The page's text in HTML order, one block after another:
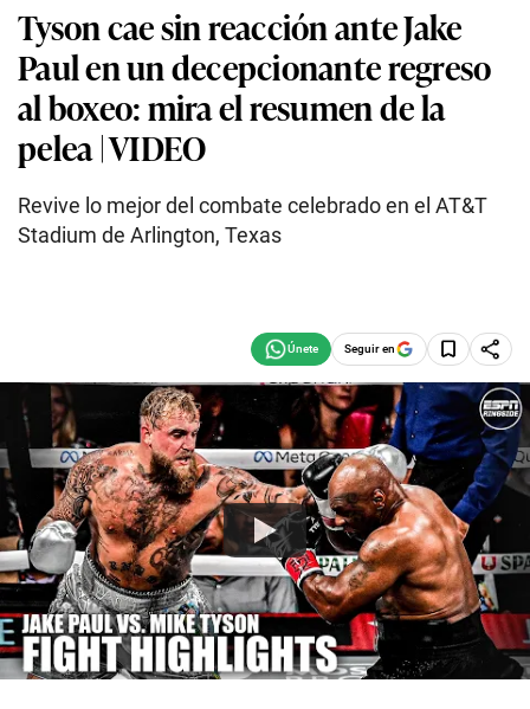
Tyson cae sin reacción ante Jake
Paul en un decepcionante regreso
al boxeo: mira el resumen de la
pelea | VIDEO
Revive lo mejor del combate celebrado en el AT&T
Stadium de Arlington, Texas
Seguir en